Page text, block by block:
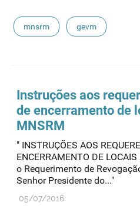
mnsrm gevm
Instruções aos
de encerramento de
MNSRM
" INSTRUÇÕES AOS
ENCERRAMENTO DE
o Requerimento de
Senhor Presidente do..."
05/07/2016